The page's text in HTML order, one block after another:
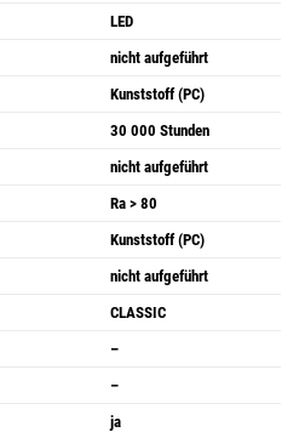
LED
nicht aufgeführt
Kunststoff (PC)
30 000 Stunden
nicht aufgeführt
Ra > 80
Kunststoff (PC)
nicht aufgeführt
CLASSIC
–
–
ja